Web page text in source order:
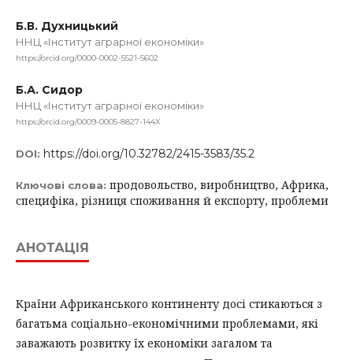
Б.В. Духницький
ННЦ «Інститут аграрної економіки»
https://orcid.org/0000-0002-5521-5602
Б.А. Сидор
ННЦ «Інститут аграрної економіки»
https://orcid.org/0009-0005-8827-144X
DOI: https://doi.org/10.32782/2415-3583/35.2
Ключові слова: продовольство, виробництво, Африка,
специфіка, різниця споживання й експорту, проблеми
АНОТАЦІЯ
Країни Африканського континенту досі стикаються з
багатьма соціально-економічними проблемами, які
заважають розвитку їх економіки загалом та